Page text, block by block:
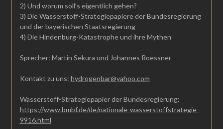
2) Und worum soll’s eigentlich gehen?
3) Die Wasserstoff-Strategiepapiere der Bundesregierung
und der bayerischen Staatsregierung
4) Die Hindenburg-Katastrophe und ihre Mythen
Sprecher: Martin Sekura und Johannes Roessner
Kontakt zu uns: hydrogenbar@yahoo.com
Wasserstoff-Strategiepapier der Bundesregierung:
https://www.bmbf.de/de/nationale-wasserstoffstrategie-
9916.html